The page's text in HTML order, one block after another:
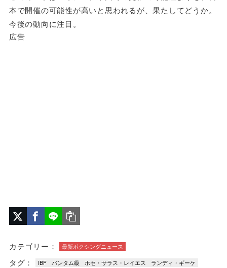
本で開催の可能性が高いと思われるが、果たしてどうか。
今後の動向に注目。
広告
カテゴリー： 最新ボクシングニュース
タグ： IBF バンタム級 ホセ・サラス・レイエス ランディ・ギーケ